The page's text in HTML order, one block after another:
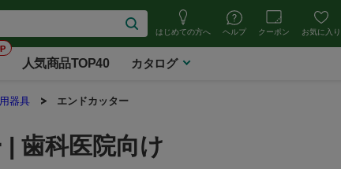
お気に入り
クーポン
ヘルプ
はじめての方へ
人気商品TOP40 カタログ
器具 エンドカッター
歯科医院向け